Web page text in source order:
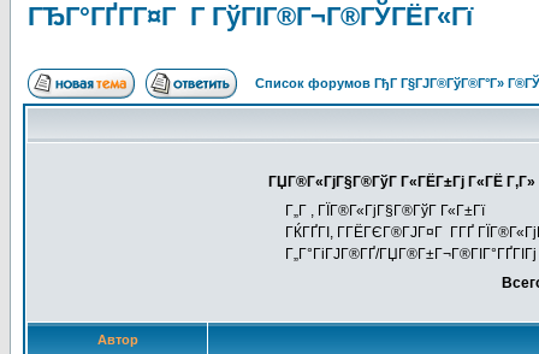
ГЂГ°ГҐГ­Г¤Г Г ГўГІГ®Г¬Г®ГЎГЁГ«Гї
Список форумов ГђГ Г§ГЈГ®ГўГ®Г°Г»
ГЏГ®Г«ГјГ§Г®ГўГ Г«ГЁГ±Гј Г«ГЁ
Г„Г , ГЇГ®Г«ГјГ§Г®ГўГ Г«Г±Гї
ГЌГҐГІ, Г­ГЁГЄГ®ГЈГ¤Г Г­ГҐ
Г„Г°ГіГЈГ®ГҐ/
Автор